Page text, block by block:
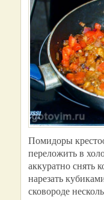
Помидоры
переложить в
аккуратно
нарезать
сковороде